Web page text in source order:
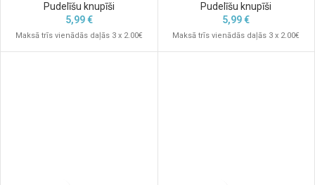
Pudelīšu knupīši
5,99€
Maksā trīs vienādās daļās 3 x 2.00€
Pudelīšu knupīši
5,99€
Maksā trīs vienādās daļās 3 x 2.00€